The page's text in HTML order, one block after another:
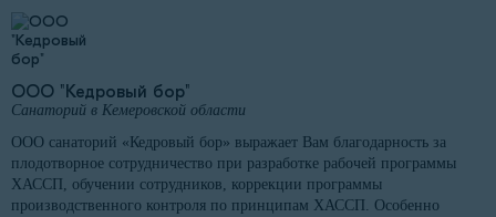
ООО "Кедровый бор"
Санаторий в Кемеровской области
ООО санаторий «Кедровый бор» выражает Вам благодарность за
плодотворное сотрудничество при разработке рабочей программы
ХАССП, обучении сотрудников, коррекции программы
производственного контроля по принципам ХАССП. Особенно